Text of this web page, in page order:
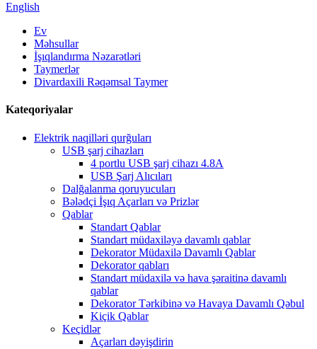
English
Ev
Məhsullar
İşıqlandırma Nəzarətləri
Taymerlər
Divardaxili Rəqəmsal Taymer
Kateqoriyalar
Elektrik naqilləri qurğuları
USB şarj cihazları
4 portlu USB şarj cihazı 4.8A
USB Şarj Alıcıları
Dalğalanma qoruyucuları
Bələdçi İşıq Açarları və Prizlər
Qablar
Standart Qablar
Standart müdaxiləyə davamlı qablar
Dekorator Müdaxilə Davamlı Qablar
Dekorator qabları
Standart müdaxilə və hava şəraitinə davamlı
qablar
Dekorator Tərkibinə və Havaya Davamlı Qəbul
Kiçik Qablar
Keçidlər
Açarları dəyişdirin